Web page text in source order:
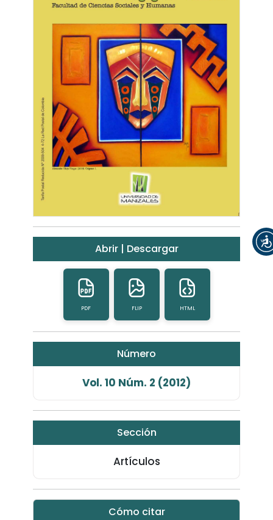
Abrir | Descargar
PDF FLIP HTML
Número
Vol. 10 Núm. 2 (2012)
Sección
Artículos
Cómo citar